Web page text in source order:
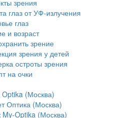
зрения
глаз от УФ-излучения
глаз
и возраст
зрение
зрения у детей
остроты зрения
на очки
Optika (Москва)
Оптика (Москва)
My-Optika (Москва)